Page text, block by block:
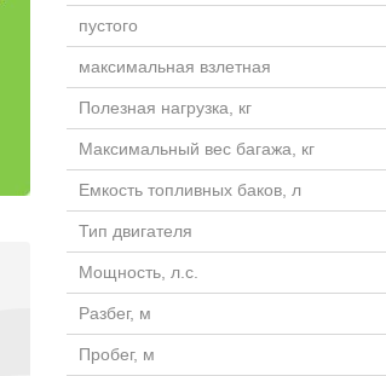
пустого
максимальная взлетная
Полезная нагрузка, кг
Максимальный вес багажа, кг
Емкость топливных баков, л
Тип двигателя
Мощность, л.с.
Разбег, м
Пробег, м